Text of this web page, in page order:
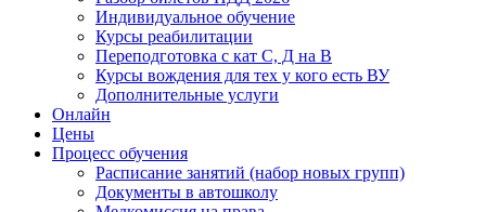
Индивидуальное обучение
Курсы реабилитации
Переподготовка с кат С, Д на В
Курсы вождения для тех у кого есть ВУ
Дополнительные услуги
Онлайн
Цены
Процесс обучения
Расписание занятий (набор новых групп)
Документы в автошколу